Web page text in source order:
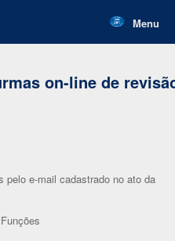
Menu
on-line de
pelo e-mail cadastrado no ato da
Funções